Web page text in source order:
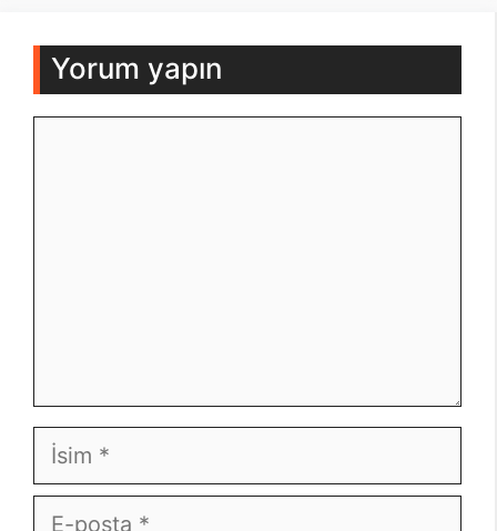
Yorum yapın
İsim
E-